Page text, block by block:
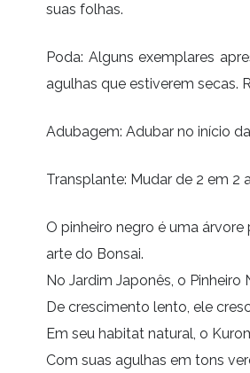
suas folhas.
Poda: Alguns exemplares
agulhas que estiverem secas.
Adubagem: Adubar no início
Transplante: Mudar de 2 em 2
O pinheiro negro é uma
arte do Bonsai.
No Jardim Japonês, o
De crescimento lento, ele
Em seu habitat natural, o
Com suas agulhas em tons